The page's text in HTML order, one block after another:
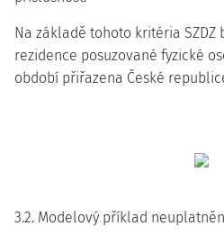
Na základě tohoto kritéria SZDZ
rezidence posuzované fyzické
období přiřazena České
3.2. Modelový příklad